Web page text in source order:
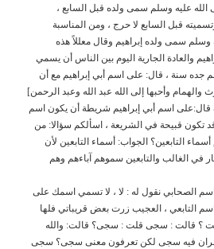
الله عليه وسلم سمى ولده قبل السابع ،
قبل السابع ﻻ حرج ، ومن المناسبة
وسلم سمى ولده إبراهيم وقال معللاً هذه
والعادة الجارية اليوم بين الناس أن يسمي
جده سنة ، قال: على اسم أبي إبراهيم مع أن
وأحبها إلى الله عبد الله وعبد الرحمن]
قال:على اسم أبي إبراهيم شريطة أن يكون اسم
تكون قبيحة في الشريعة ، اسألكم سؤاﻻ: من
التابعين؟ الجواب: أسماء التابعين ﻷن
في الغالب والتابعين سموهم آباءهم وهم
الصحابي نقول له : ﻻ ، ﻻ تسمي اسمك على
التابعي ، العجيب زرت بعض قريباتي فلها
؟ قالت : سجى قلت : سجى؟ قالت: والله
فيه سجى لكن تعرفون معنى سجى؟ سجى